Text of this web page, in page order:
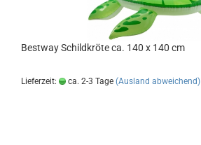
Best­way Schild­krö­te ca. 140 x 140 cm
Lieferzeit: ca. 2-3 Tage (Ausland abweichend)